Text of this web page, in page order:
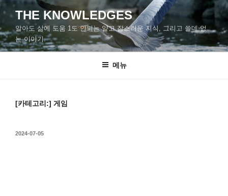
콘
츠
로
바
THE KNOWLEDGES
알아도 삶에 도움 1도 안되는 얕고 잡스러운 지식, 그리고 쓸데 없
는 이야기.
메뉴
[카테고리:] 게임
작
2024-07-05